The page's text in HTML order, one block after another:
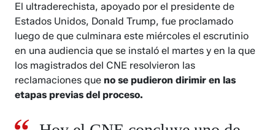
El ultraderechista, apoyado por el presidente de
Estados Unidos, Donald Trump, fue proclamado
luego de que culminara este miércoles el escrutinio
en una audiencia que se instaló el martes y en la que
los magistrados del CNE resolvieron las
reclamaciones que no se pudieron dirimir en las
etapas previas del proceso.